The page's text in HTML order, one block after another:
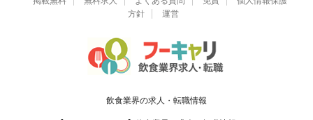
方針
運営
飲食業界の求人・転職情報